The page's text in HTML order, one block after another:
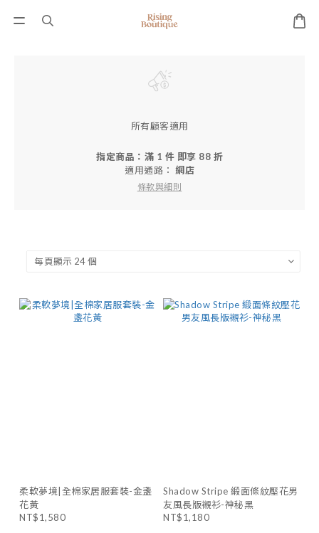
所有顧客適用
指定商品：滿 1 件 即享 88 折
適用通路： 網店
條款與細則
柔軟夢境|全棉家居服套裝-金盞
花黃
NT$1,580
Shadow Stripe 緞面條紋壓花男
友風長版襯衫-神秘黑
NT$1,180